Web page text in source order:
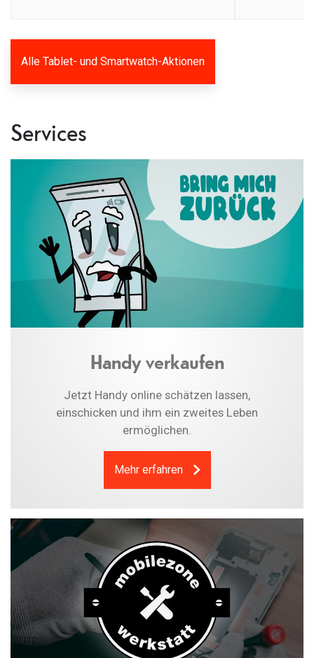
Alle Tablet- und Smartwatch-Aktionen
Services
Handy verkaufen
Jetzt Handy online schätzen lassen,
einschicken und ihm ein zweites Leben
ermöglichen.
Mehr erfahren